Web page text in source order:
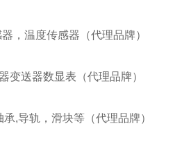
，温度传感器（代理品牌）
变送器数显表（代理品牌）
,导轨，滑块等（代理品牌）